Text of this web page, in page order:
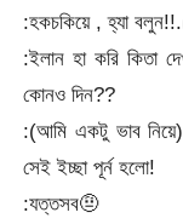
:হকচকিয়ে , হ্যা
:ইলান হা করি কিতা
কোনও দিন??
:(আমি একটু ভাব
সেই ইচ্ছা পূর্ন হলো!
:যত্তসব🤨